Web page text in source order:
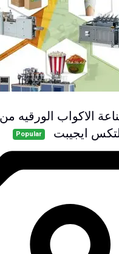
الاكواب الورقيه من
ايجيبت
Popular